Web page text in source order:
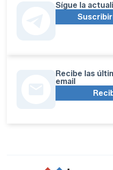
Sígue la
Recibe las
email